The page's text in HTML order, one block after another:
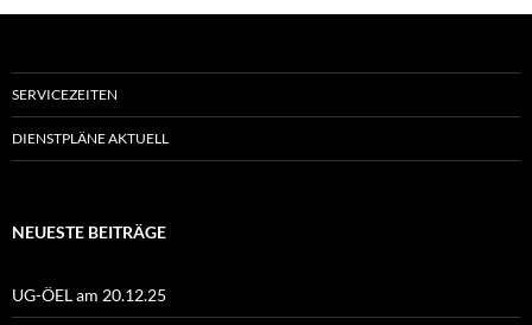
SERVICEZEITEN
DIENSTPLÄNE AKTUELL
NEUESTE BEITRÄGE
UG-ÖEL am 20.12.25